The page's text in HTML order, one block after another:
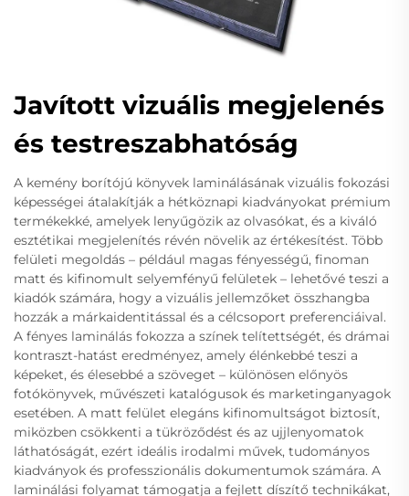
Javított vizuális megjelenés
és testreszabhatóság
A kemény borítójú könyvek laminálásának vizuális fokozási
képességei átalakítják a hétköznapi kiadványokat prémium
termékekké, amelyek lenyűgözik az olvasókat, és a kiváló
esztétikai megjelenítés révén növelik az értékesítést. Több
felületi megoldás – például magas fényességű, finoman
matt és kifinomult selyemfényű felületek – lehetővé teszi a
kiadók számára, hogy a vizuális jellemzőket összhangba
hozzák a márkaidentitással és a célcsoport preferenciáival.
A fényes laminálás fokozza a színek telítettségét, és drámai
kontraszt-hatást eredményez, amely élénkebbé teszi a
képeket, és élesebbé a szöveget – különösen előnyös
fotókönyvek, művészeti katalógusok és marketinganyagok
esetében. A matt felület elegáns kifinomultságot biztosít,
miközben csökkenti a tükröződést és az ujjlenyomatok
láthatóságát, ezért ideális irodalmi művek, tudományos
kiadványok és professzionális dokumentumok számára. A
laminálási folyamat támogatja a fejlett díszítő technikákat,